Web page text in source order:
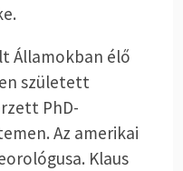
Államokban élő
született
PhD-
Az amerikai
Klaus